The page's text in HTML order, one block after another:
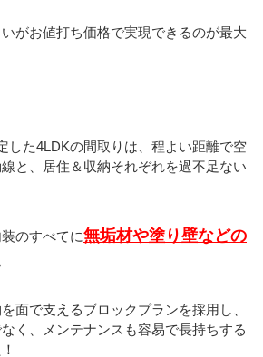
がお値打ち価格で実現できるのが最大
した4LDKの間取りは、程よい距離で空
と、居住＆収納それぞれを過不足ない
のすべてに無垢材や塗り壁などの
面で支えるブロックプランを採用し、
く、メンテナンスも容易で長持ちする